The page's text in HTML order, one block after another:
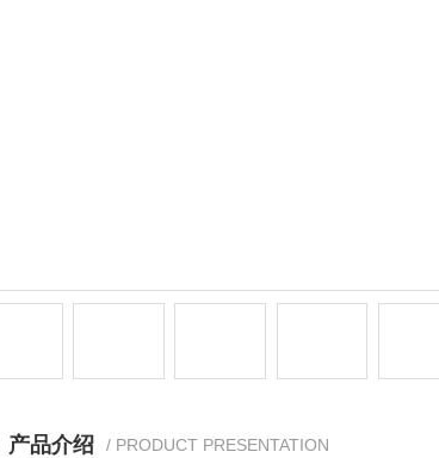
产品介绍 / PRODUCT PRESENTATION